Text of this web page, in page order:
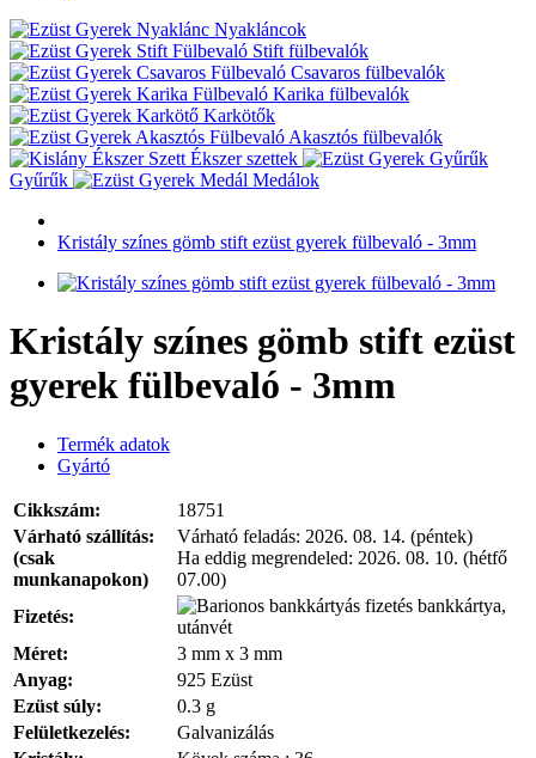
Nyakláncok
Stift fülbevalók
Csavaros fülbevalók
Karika fülbevalók
Karkötők
Akasztós fülbevalók
Ékszer szettek
Gyűrűk
Medálok
Kristály színes gömb stift ezüst gyerek fülbevaló - 3mm
Kristály színes gömb stift ezüst
gyerek fülbevaló - 3mm
Termék adatok
Gyártó
Cikkszám:
18751
Várható szállítás:
(csak
munkanapokon)
Várható feladás: 2026. 08. 14. (péntek)
Ha eddig megrendeled: 2026. 08. 10. (hétfő
07.00)
Fizetés:
bankkártya,
utánvét
Méret:
3 mm x 3 mm
Anyag:
925 Ezüst
Ezüst súly:
0.3 g
Felületkezelés:
Galvanizálás